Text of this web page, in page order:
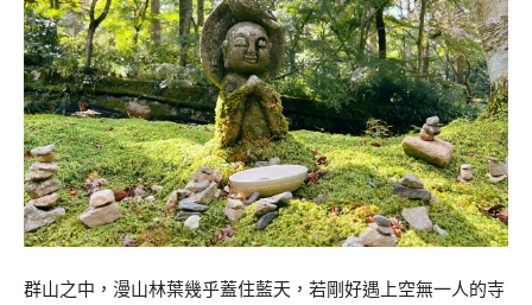
群山之中，漫山林葉幾乎蓋住藍天，若剛好遇上空無一人的寺